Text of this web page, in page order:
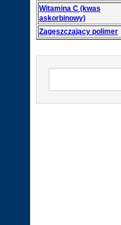
Witamina C (kwas
askorbinowy)
Zagęszczający polimer